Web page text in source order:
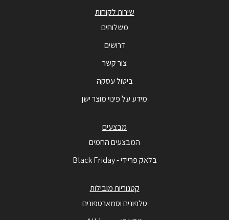
שירות לקוחות
משלוחים
דרושים
צור קשר
ביטול עסקה
מידע על פינוי מוצר ישן
מבצעים
המבצעים החמים
בלאק פריידי - Black Friday
קטגוריות מובילות
טלפונים וסמארטפונים